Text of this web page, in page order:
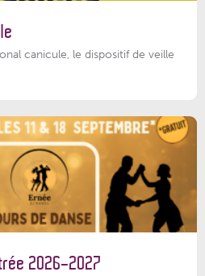
canicule, le dispositif de veille
2026-2027